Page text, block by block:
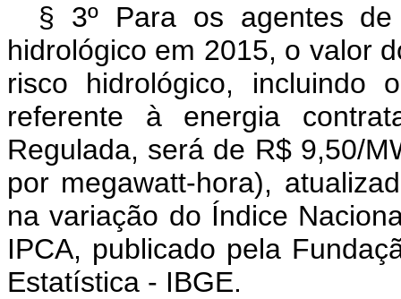
§ 3º Para os agentes
hidrológico em 2015, o valor
risco hidrológico, incluindo
referente à energia
Regulada, será de R$ 9,50/
por megawatt-hora),
na variação do Índice
IPCA, publicado pela
Estatística - IBGE.